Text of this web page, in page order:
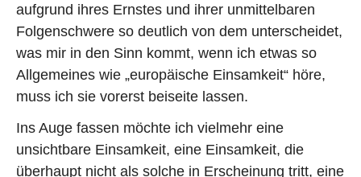
aufgrund ihres Ernstes und ihrer unmittelbaren
Folgenschwere so deutlich von dem unterscheidet,
was mir in den Sinn kommt, wenn ich etwas so
Allgemeines wie „europäische Einsamkeit“ höre,
muss ich sie vorerst beiseite lassen.
Ins Auge fassen möchte ich vielmehr eine
unsichtbare Einsamkeit, eine Einsamkeit, die
überhaupt nicht als solche in Erscheinung tritt, eine